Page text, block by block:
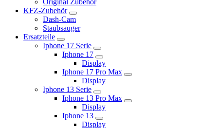
Original Zubehör
KFZ-Zubehör
Dash-Cam
Staubsauger
Ersatzteile
Iphone 17 Serie
Iphone 17
Display
Iphone 17 Pro Max
Display
Iphone 13 Serie
Iphone 13 Pro Max
Display
Iphone 13
Display